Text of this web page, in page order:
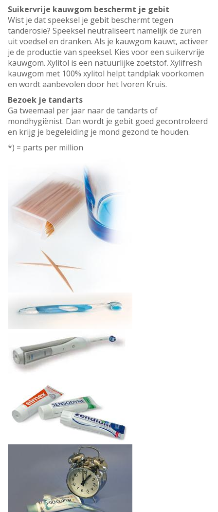
Suikervrije kauwgom beschermt je gebit
Wist je dat speeksel je gebit beschermt tegen
tanderosie? Speeksel neutraliseert namelijk de zuren
uit voedsel en dranken. Als je kauwgom kauwt, activeer
je de productie van speeksel. Kies voor een suikervrije
kauwgom. Xylitol is een natuurlijke zoetstof. Xylifresh
kauwgom met 100% xylitol helpt tandplak voorkomen
en wordt aanbevolen door het Ivoren Kruis.
Bezoek je tandarts
Ga tweemaal per jaar naar de tandarts of
mondhygiënist. Dan wordt je gebit goed gecontroleerd
en krijg je begeleiding je mond gezond te houden.
*) = parts per million